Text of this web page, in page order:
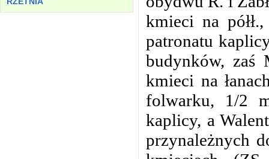
kmieci na
patronatu
budynków, zaś
kmieci na
folwarku, 1/2
kaplicy, a
przynależnych